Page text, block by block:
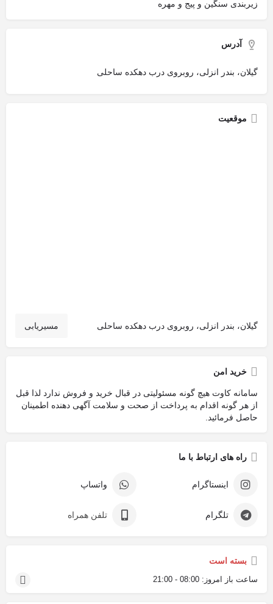
زیربندی سنگین و پیج و مهره
آدرس
گیلان، بندر انزلی، روبروی درب دهکده ساحلی
موقعیت
گیلان، بندر انزلی، روبروی درب دهکده ساحلی مسیریابی
خرید امن
سامانه کاوت هیچ گونه مسئولیتی در قبال خرید و فروش ندارد لذا قبل
از هر گونه اقدام به پرداخت از صحت و سلامت آگهی دهنده اطمینان
حاصل فرمائید.
راه های ارتباط با ما
اینستاگرام واتساپ
تلگرام تلفن همراه
بسته است
ساعت باز امروز: 08:00 - 21:00